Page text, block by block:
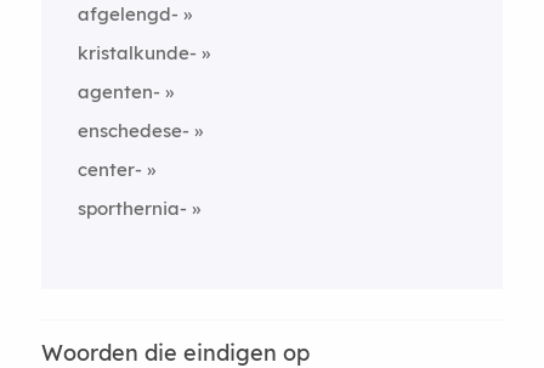
afgelengd-
kristalkunde-
agenten-
enschedese-
center-
sporthernia-
Woorden die eindigen op